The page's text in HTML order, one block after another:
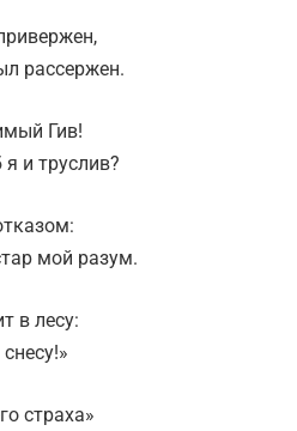
рассержен.
Гив!
и труслив?
мой разум.
в лесу:
страха»